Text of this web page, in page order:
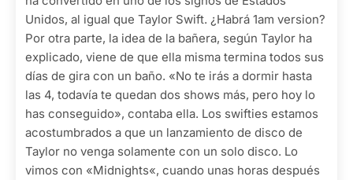
Unidos, al igual que Taylor Swift. ¿Habrá 1am version?
Por otra parte, la idea de la bañera, según Taylor ha
explicado, viene de que ella misma termina todos sus
días de gira con un baño. «No te irás a dormir hasta
las 4, todavía te quedan dos shows más, pero hoy lo
has conseguido», contaba ella. Los swifties estamos
acostumbrados a que un lanzamiento de disco de
Taylor no venga solamente con un solo disco. Lo
vimos con «Midnights«, cuando unas horas después